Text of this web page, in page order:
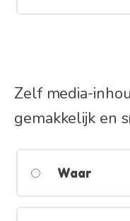
Zelf media-
gemakkelijk en
Waar